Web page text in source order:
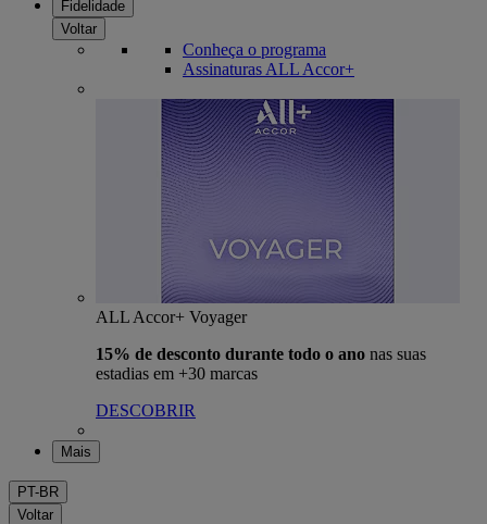
Fidelidade
Voltar
Conheça o programa
Assinaturas ALL Accor+
ALL Accor+ Voyager
15% de desconto durante todo o ano nas suas
estadias em +30 marcas
DESCOBRIR
Mais
PT-BR
Voltar